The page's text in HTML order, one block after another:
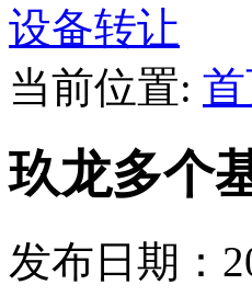
设备转让
当前位置:
玖龙多个
发布日期：